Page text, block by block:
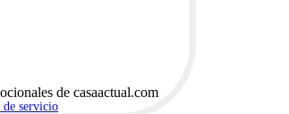
de casaactual.com
de servicio